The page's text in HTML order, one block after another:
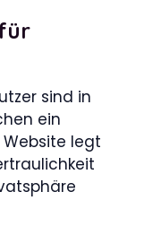
sind in
ein
Website legt